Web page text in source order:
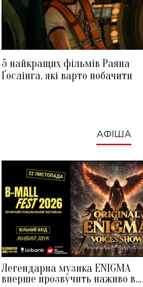
5 найкращих фільмів Раяна
Ґослінга, які варто побачити
АФІША
Легендарна музика ENIGMA
вперше прозвучить наживо в